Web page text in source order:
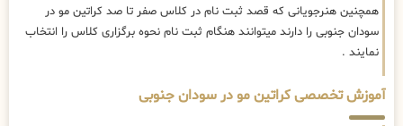
همچنین هنرجویانی که قصد ثبت نام در کلاس صفر تا صد کراتین مو در
سودان جنوبی را دارند میتوانند هنگام ثبت نام نحوه برگزاری کلاس را انتخاب
نمایند .
آموزش تخصصی کراتین مو در سودان جنوبی